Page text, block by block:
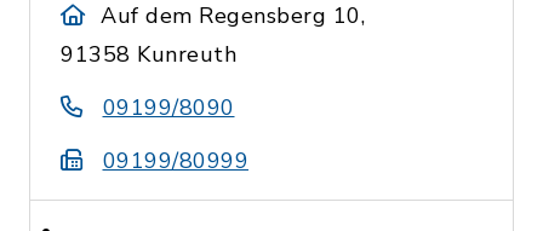
Auf dem Regensberg 10,
91358 Kunreuth
09199/8090
09199/80999